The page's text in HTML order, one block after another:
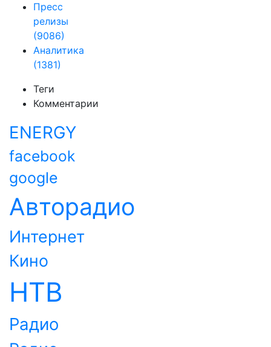
Пресс
релизы
(9086)
Аналитика
(1381)
Теги
Комментарии
ENERGY
facebook
google
Авторадио
Интернет
Кино
НТВ
Радио